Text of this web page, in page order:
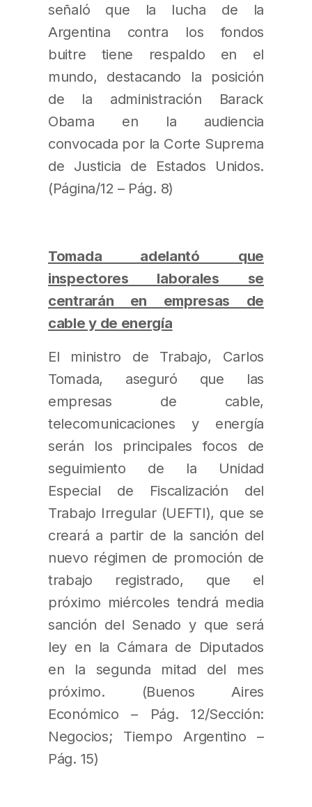
señaló que la lucha de la
Argentina contra los fondos
buitre tiene respaldo en el
mundo, destacando la posición
de la administración Barack
Obama en la audiencia
convocada por la Corte Suprema
de Justicia de Estados Unidos.
(Página/12 – Pág. 8)
Tomada adelantó que
inspectores laborales se
centrarán en empresas de
cable y de energía
El ministro de Trabajo, Carlos
Tomada, aseguró que las
empresas de cable,
telecomunicaciones y energía
serán los principales focos de
seguimiento de la Unidad
Especial de Fiscalización del
Trabajo Irregular (UEFTI), que se
creará a partir de la sanción del
nuevo régimen de promoción de
trabajo registrado, que el
próximo miércoles tendrá media
sanción del Senado y que será
ley en la Cámara de Diputados
en la segunda mitad del mes
próximo. (Buenos Aires
Económico – Pág. 12/Sección:
Negocios; Tiempo Argentino –
Pág. 15)